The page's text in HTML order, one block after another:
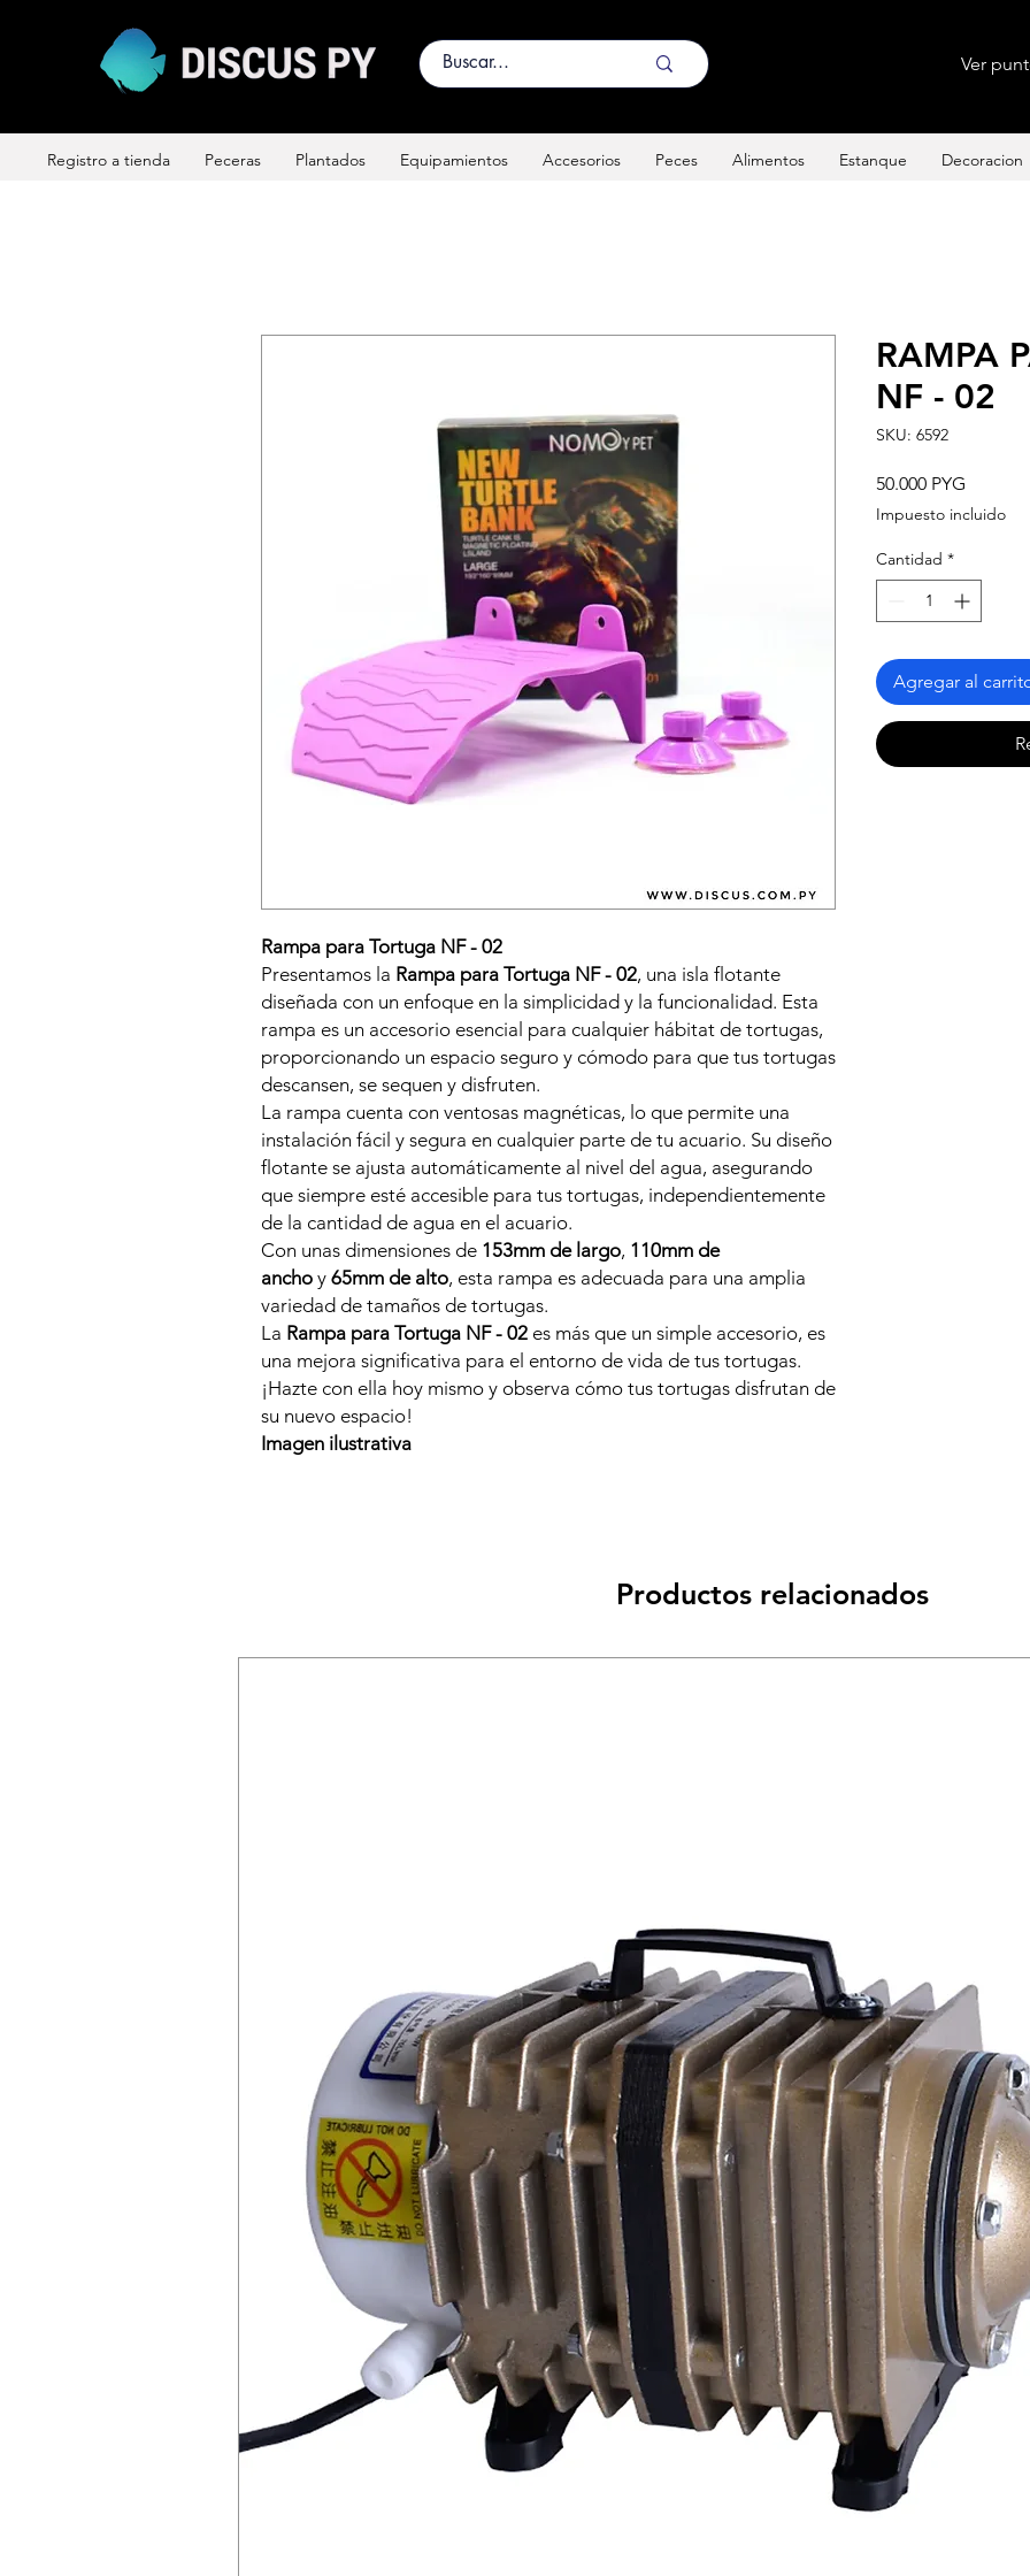
Ver
Registro a tienda Peceras Plantados Equipamientos Accesorios Peces Alimentos Estanque Decoracion
Rampa para Tortuga NF - 02
Presentamos la Rampa para Tortuga NF - 02, una isla flotante
diseñada con un enfoque en la simplicidad y la funcionalidad. Esta
rampa es un accesorio esencial para cualquier hábitat de tortugas,
proporcionando un espacio seguro y cómodo para que tus tortugas
descansen, se sequen y disfruten.
La rampa cuenta con ventosas magnéticas, lo que permite una
instalación fácil y segura en cualquier parte de tu acuario. Su diseño
flotante se ajusta automáticamente al nivel del agua, asegurando
que siempre esté accesible para tus tortugas, independientemente
de la cantidad de agua en el acuario.
Con unas dimensiones de 153mm de largo, 110mm de
ancho y 65mm de alto, esta rampa es adecuada para una amplia
variedad de tamaños de tortugas.
La Rampa para Tortuga NF - 02 es más que un simple accesorio, es
una mejora significativa para el entorno de vida de tus tortugas.
¡Hazte con ella hoy mismo y observa cómo tus tortugas disfrutan de
su nuevo espacio!
Imagen ilustrativa
RAMPA
NF - 02
SKU: 6592
50.000 PYG
Impuesto incluido
Cantidad *
Agregar al
Productos relacionados